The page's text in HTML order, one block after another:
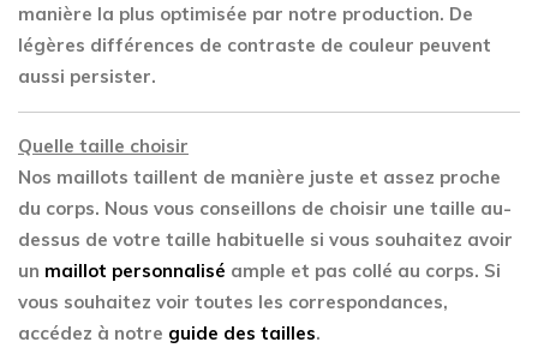
manière la plus optimisée par notre production. De
légères différences de contraste de couleur peuvent
aussi persister.
Quelle taille choisir
Nos maillots taillent de manière juste et assez proche
du corps. Nous vous conseillons de choisir une taille au-
dessus de votre taille habituelle si vous souhaitez avoir
un maillot personnalisé ample et pas collé au corps. Si
vous souhaitez voir toutes les correspondances,
accédez à notre guide des tailles.